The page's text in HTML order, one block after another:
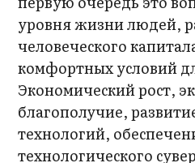
уровня жизни людей,
человеческого
комфортных условий
Экономический рост,
благополучие,
технологий,
технологического